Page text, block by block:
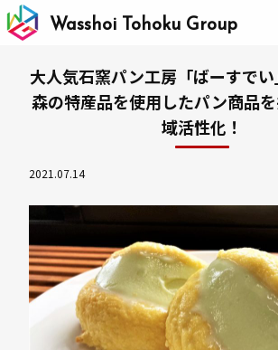
Wasshoi Tohoku Group
大人気石窯パン工房「ばーすで
森の特産品を使用したパン商品
域活性化！
2021.07.14